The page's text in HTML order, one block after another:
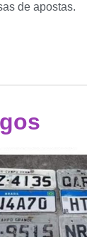
de apostas.